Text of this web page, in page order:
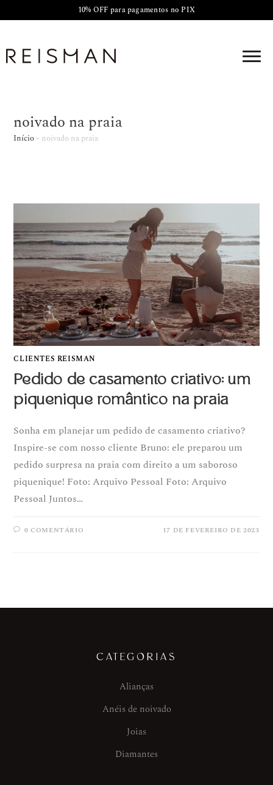
10% OFF para pagamentos no PIX
noivado na praia
Início » noivado na praia
CLIENTES REISMAN
Pedido de casamento criativo: um
piquenique romântico na praia
Sonha em planejar um pedido de casamento criativo?
Inspire-se com nosso cliente Bruno: ele preparou um
pedido surpresa na praia com direito a um saboroso
piquenique! Foto: Arquivo Pessoal Foto: Arquivo
Pessoal Juntos…
0 COMENTÁRIO 17 DE FEVEREIRO DE 2023
CATEGORIAS
Alianças
Anéis de noivado
Joias
Diamantes